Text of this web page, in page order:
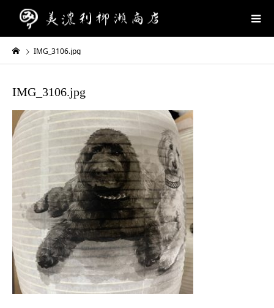
IMG_3106.jpg
IMG_3106.jpg